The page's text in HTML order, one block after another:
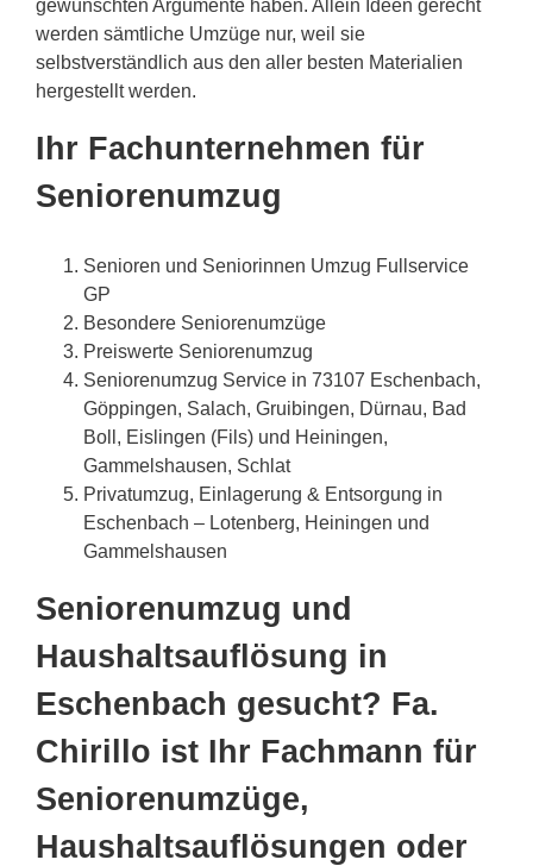
gewünschten Argumente haben. Allein Ideen gerecht
werden sämtliche Umzüge nur, weil sie
selbstverständlich aus den aller besten Materialien
hergestellt werden.
Ihr Fachunternehmen für
Seniorenumzug
Senioren und Seniorinnen Umzug Fullservice
GP
Besondere Seniorenumzüge
Preiswerte Seniorenumzug
Seniorenumzug Service in 73107 Eschenbach,
Göppingen, Salach, Gruibingen, Dürnau, Bad
Boll, Eislingen (Fils) und Heiningen,
Gammelshausen, Schlat
Privatumzug, Einlagerung & Entsorgung in
Eschenbach – Lotenberg, Heiningen und
Gammelshausen
Seniorenumzug und
Haushaltsauflösung in
Eschenbach gesucht? Fa.
Chirillo ist Ihr Fachmann für
Seniorenumzüge,
Haushaltsauflösungen oder